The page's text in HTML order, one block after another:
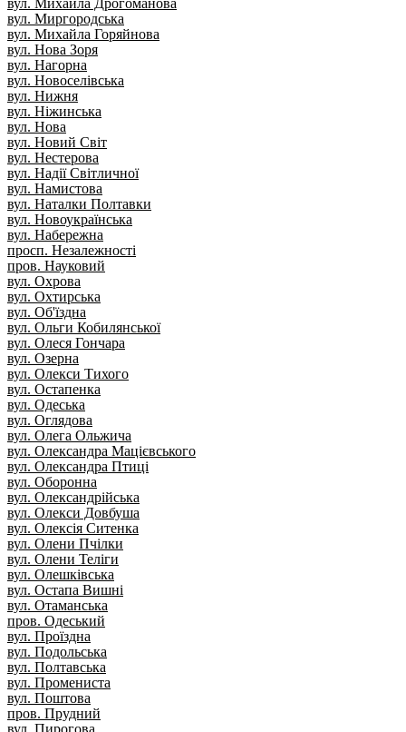
вул. Миргородська
вул. Михайла Горяйнова
вул. Нова Зоря
вул. Нагорна
вул. Новоселівська
вул. Нижня
вул. Ніжинська
вул. Нова
вул. Новий Світ
вул. Нестерова
вул. Надії Світличної
вул. Намистова
вул. Наталки Полтавки
вул. Новоукраїнська
вул. Набережна
просп. Незалежності
пров. Науковий
вул. Охрова
вул. Охтирська
вул. Об'їздна
вул. Ольги Кобилянської
вул. Олеся Гончара
вул. Озерна
вул. Олекси Тихого
вул. Остапенка
вул. Одеська
вул. Оглядова
вул. Олега Ольжича
вул. Олександра Мацієвського
вул. Олександра Птиці
вул. Оборонна
вул. Олександрійська
вул. Олекси Довбуша
вул. Олексія Ситенка
вул. Олени Пчілки
вул. Олени Теліги
вул. Олешківська
вул. Остапа Вишні
вул. Отаманська
пров. Одеський
вул. Проїздна
вул. Подольська
вул. Полтавська
вул. Промениста
вул. Поштова
пров. Прудний
вул. Пирогова